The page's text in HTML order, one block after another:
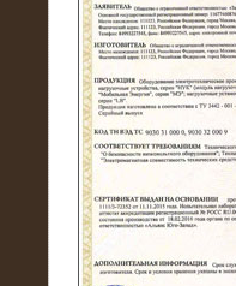
22.05.2016
Нагрузочный
10 МВт (0,4 кВ -